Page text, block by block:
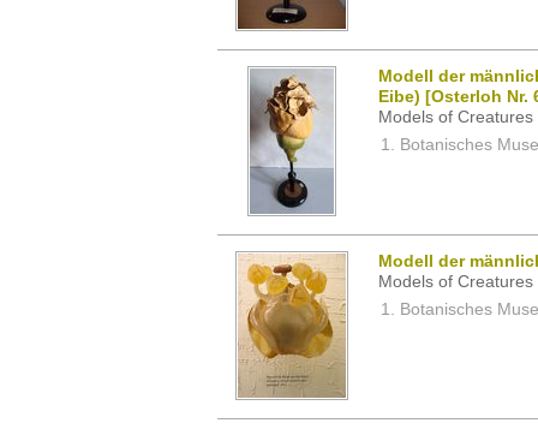
Modell der
Eibe) [Osterloh Nr.
Models of
Botanisches
Modell der
Models of
Botanisches